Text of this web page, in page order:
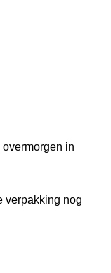
in
verpakking nog